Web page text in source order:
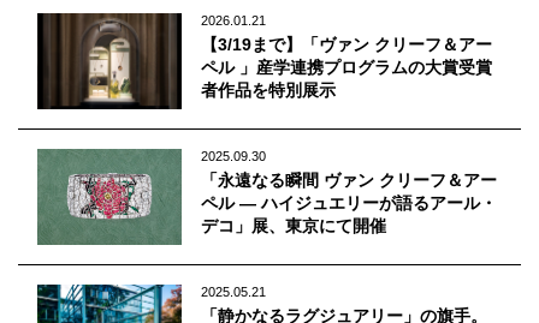
企業ログイン
利用規約
運営会社
2026.01.21
【3/19まで】「ヴァン クリーフ＆アー
ペル 」産学連携プログラムの大賞受賞
者作品を特別展示
2025.09.30
「永遠なる瞬間 ヴァン クリーフ＆アー
ペル — ハイジュエリーが語るアール・
デコ」展、東京にて開催
2025.05.21
「静かなるラグジュアリー」の旗手。